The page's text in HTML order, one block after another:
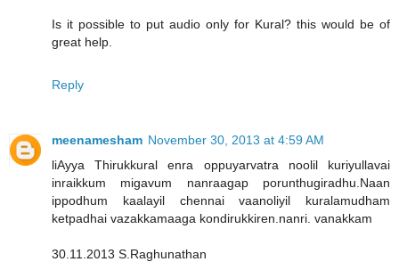
Is it possible to put audio only for Kural? this would be of
great help.
Reply
meenamesham November 30, 2013 at 4:59 AM
liAyya Thirukkural enra oppuyarvatra noolil kuriyullavai
inraikkum migavum nanraagap porunthugiradhu.Naan
ippodhum kaalayil chennai vaanoliyil kuralamudham
ketpadhai vazakkamaaga kondirukkiren.nanri. vanakkam
30.11.2013 S.Raghunathan